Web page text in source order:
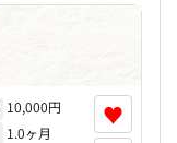
10,000円
1.0ヶ月
♥